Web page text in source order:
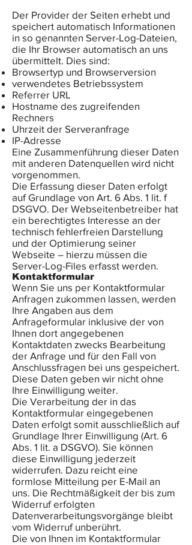
Der Provider der Seiten erhebt und
speichert automatisch Informationen
in so genannten Server-Log-Dateien,
die Ihr Browser automatisch an uns
übermittelt. Dies sind:
Browsertyp und Browserversion
verwendetes Betriebssystem
Referrer URL
Hostname des zugreifenden
Rechners
Uhrzeit der Serveranfrage
IP-Adresse
Eine Zusammenführung dieser Daten
mit anderen Datenquellen wird nicht
vorgenommen.
Die Erfassung dieser Daten erfolgt
auf Grundlage von Art. 6 Abs. 1 lit. f
DSGVO. Der Webseitenbetreiber hat
ein berechtigtes Interesse an der
technisch fehlerfreien Darstellung
und der Optimierung seiner
Webseite – hierzu müssen die
Server-Log-Files erfasst werden.
Kontaktformular
Wenn Sie uns per Kontaktformular
Anfragen zukommen lassen, werden
Ihre Angaben aus dem
Anfrageformular inklusive der von
Ihnen dort angegebenen
Kontaktdaten zwecks Bearbeitung
der Anfrage und für den Fall von
Anschlussfragen bei uns gespeichert.
Diese Daten geben wir nicht ohne
Ihre Einwilligung weiter.
Die Verarbeitung der in das
Kontaktformular eingegebenen
Daten erfolgt somit ausschließlich auf
Grundlage Ihrer Einwilligung (Art. 6
Abs. 1 lit. a DSGVO). Sie können
diese Einwilligung jederzeit
widerrufen. Dazu reicht eine
formlose Mitteilung per E-Mail an
uns. Die Rechtmäßigkeit der bis zum
Widerruf erfolgten
Datenverarbeitungsvorgänge bleibt
vom Widerruf unberührt.
Die von Ihnen im Kontaktformular